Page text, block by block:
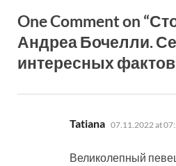
One Comment on
Андреа Бочелли.
интересных фактов
Tatiana says:
07.11.2022 at
Великолепный